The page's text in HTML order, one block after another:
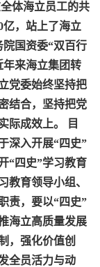
体海立员工的共
亿，站上了海立
院国资委“双百行
年来海立集团转
党委始终坚持把
结合，坚持把党
际成效上。 目
深入开展“四史”
“四史”学习教育
教育领导小组、
责，要以“四史”
海立高质量发展
，强化价值创
全员活力与动